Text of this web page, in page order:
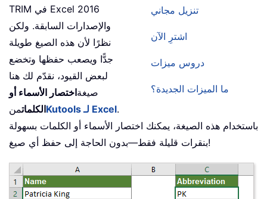
تنزيل مجاني
اشترِ الآن
دروس ميزات
ما الميزات الجديدة؟
TRIM في Excel 2016
والإصدارات السابقة. ولكن
نظرًا لأن هذه الصيغ طويلة
جدًّا ويصعب حفظها وتخضع
لبعض القيود، نقدّم لك هنا
صيغةاختصار الأسماء أو
الكلماتمن Kutools لـ Excel.
باستخدام هذه الصيغة، يمكنك اختصار الأسماء أو الكلمات بسهولة
بنقرات قليلة فقط—بدون الحاجة إلى حفظ أي صيغ!